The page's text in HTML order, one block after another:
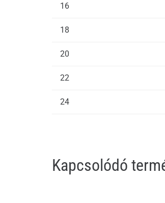
16
18
20
22
24
Kapcsolódó